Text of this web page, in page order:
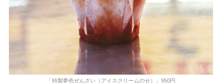
「特製夢色ぜんざい（アイスクリームのせ）」950円